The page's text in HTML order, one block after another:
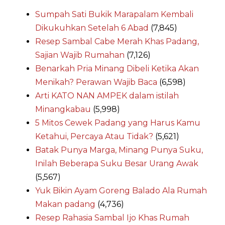
Sumpah Sati Bukik Marapalam Kembali
Dikukuhkan Setelah 6 Abad (7,845)
Resep Sambal Cabe Merah Khas Padang,
Sajian Wajib Rumahan (7,126)
Benarkah Pria Minang Dibeli Ketika Akan
Menikah? Perawan Wajib Baca (6,598)
Arti KATO NAN AMPEK dalam istilah
Minangkabau (5,998)
5 Mitos Cewek Padang yang Harus Kamu
Ketahui, Percaya Atau Tidak? (5,621)
Batak Punya Marga, Minang Punya Suku,
Inilah Beberapa Suku Besar Urang Awak
(5,567)
Yuk Bikin Ayam Goreng Balado Ala Rumah
Makan padang (4,736)
Resep Rahasia Sambal Ijo Khas Rumah